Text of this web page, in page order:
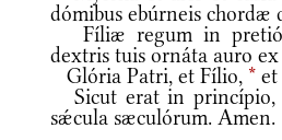
dómibus ebúrneis chordæ
Fíliæ regum in
dextris tuis ornáta auro
Glória Patri, et Fílio, * et
Sicut erat in princípio,
sǽcula sæculórum. Amen.